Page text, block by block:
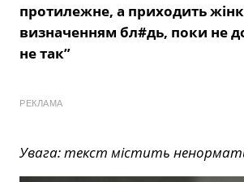
протилежне, а приходить
визначенням бл#дь, поки не
не так”
РЕКЛАМА
Увага: текст містить